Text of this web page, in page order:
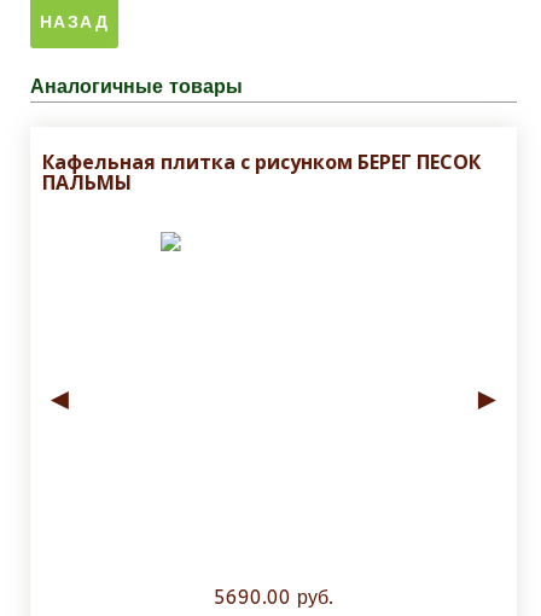
Аналогичные товары
Кафельная плитка с рисунком БЕРЕГ ПЕСОК
ПАЛЬМЫ
◄ ►
5690.00 руб.